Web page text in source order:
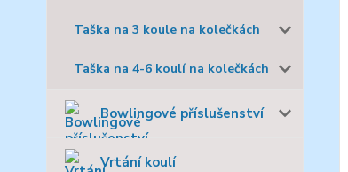
Taška na 3 koule na kolečkách
Taška na 4-6 koulí na kolečkách
Bowlingové příslušenství
Vrtání koulí